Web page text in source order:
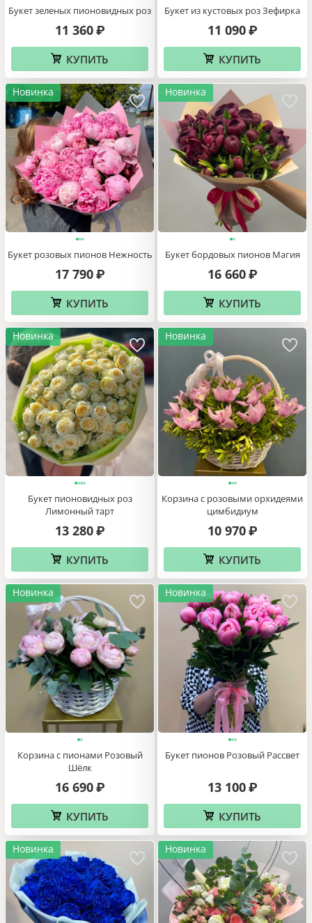
Букет зеленых пионовидных роз
11 360₽
КУПИТЬ
Букет из кустовых роз Зефирка
11 090₽
КУПИТЬ
Букет розовых пионов Нежность
17 790₽
КУПИТЬ
Букет бордовых пионов Магия
16 660₽
КУПИТЬ
Букет пионовидных роз
Лимонный тарт
13 280₽
КУПИТЬ
Корзина с розовыми орхидеями
цимбидиум
10 970₽
КУПИТЬ
Корзина с пионами Розовый
Шёлк
Букет пионов Розовый Рассвет